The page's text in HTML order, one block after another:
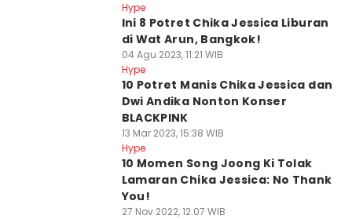
Hype
Ini 8 Potret Chika Jessica Liburan
di Wat Arun, Bangkok!
04 Agu 2023, 11:21 WIB
Hype
10 Potret Manis Chika Jessica dan
Dwi Andika Nonton Konser
BLACKPINK
13 Mar 2023, 15:38 WIB
Hype
10 Momen Song Joong Ki Tolak
Lamaran Chika Jessica: No Thank
You!
27 Nov 2022, 12:07 WIB